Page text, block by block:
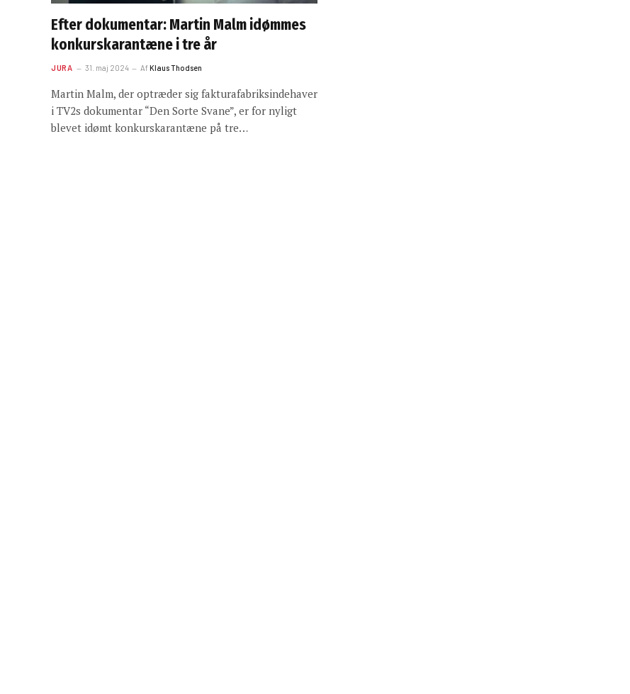
Efter dokumentar: Martin Malm idømmes
konkurskarantæne i tre år
JURA 31. maj 2024 AfKlaus Thodsen
Martin Malm, der optræder sig fakturafabriksindehaver
i TV2s dokumentar “Den Sorte Svane”, er for nyligt
blevet idømt konkurskarantæne på tre…